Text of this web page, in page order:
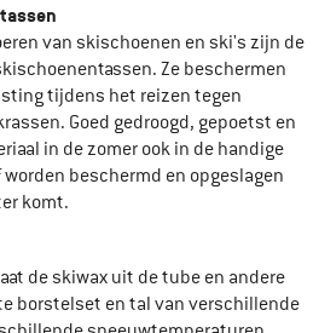
van skischoenen en ski's zijn de
Ze beschermen
tijdens het reizen tegen
Goed gedroogd, gepoetst en
in de zomer ook in de handige
beschermd en opgeslagen
komt.
de skiwax uit de tube en andere
borstelset en tal van verschillende